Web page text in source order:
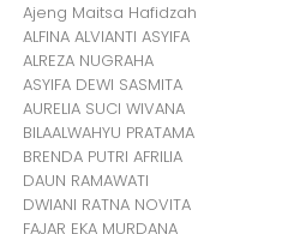
Ajeng Maitsa Hafidzah
ALFINA ALVIANTI ASYIFA
ALREZA NUGRAHA
ASYIFA DEWI SASMITA
AURELIA SUCI WIVANA
BILAALWAHYU PRATAMA
BRENDA PUTRI AFRILIA
DAUN RAMAWATI
DWIANI RATNA NOVITA
FAJAR EKA MURDANA